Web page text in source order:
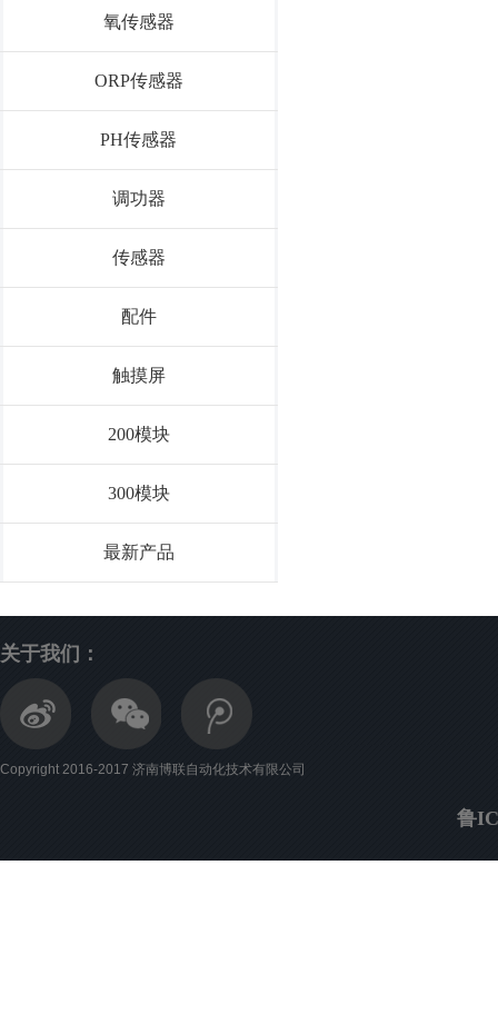
氧传感器
ORP传感器
PH传感器
调功器
传感器
配件
触摸屏
200模块
300模块
最新产品
关于我们：
Copyright 2016-2017 济南博联自动化技术有限公司
鲁